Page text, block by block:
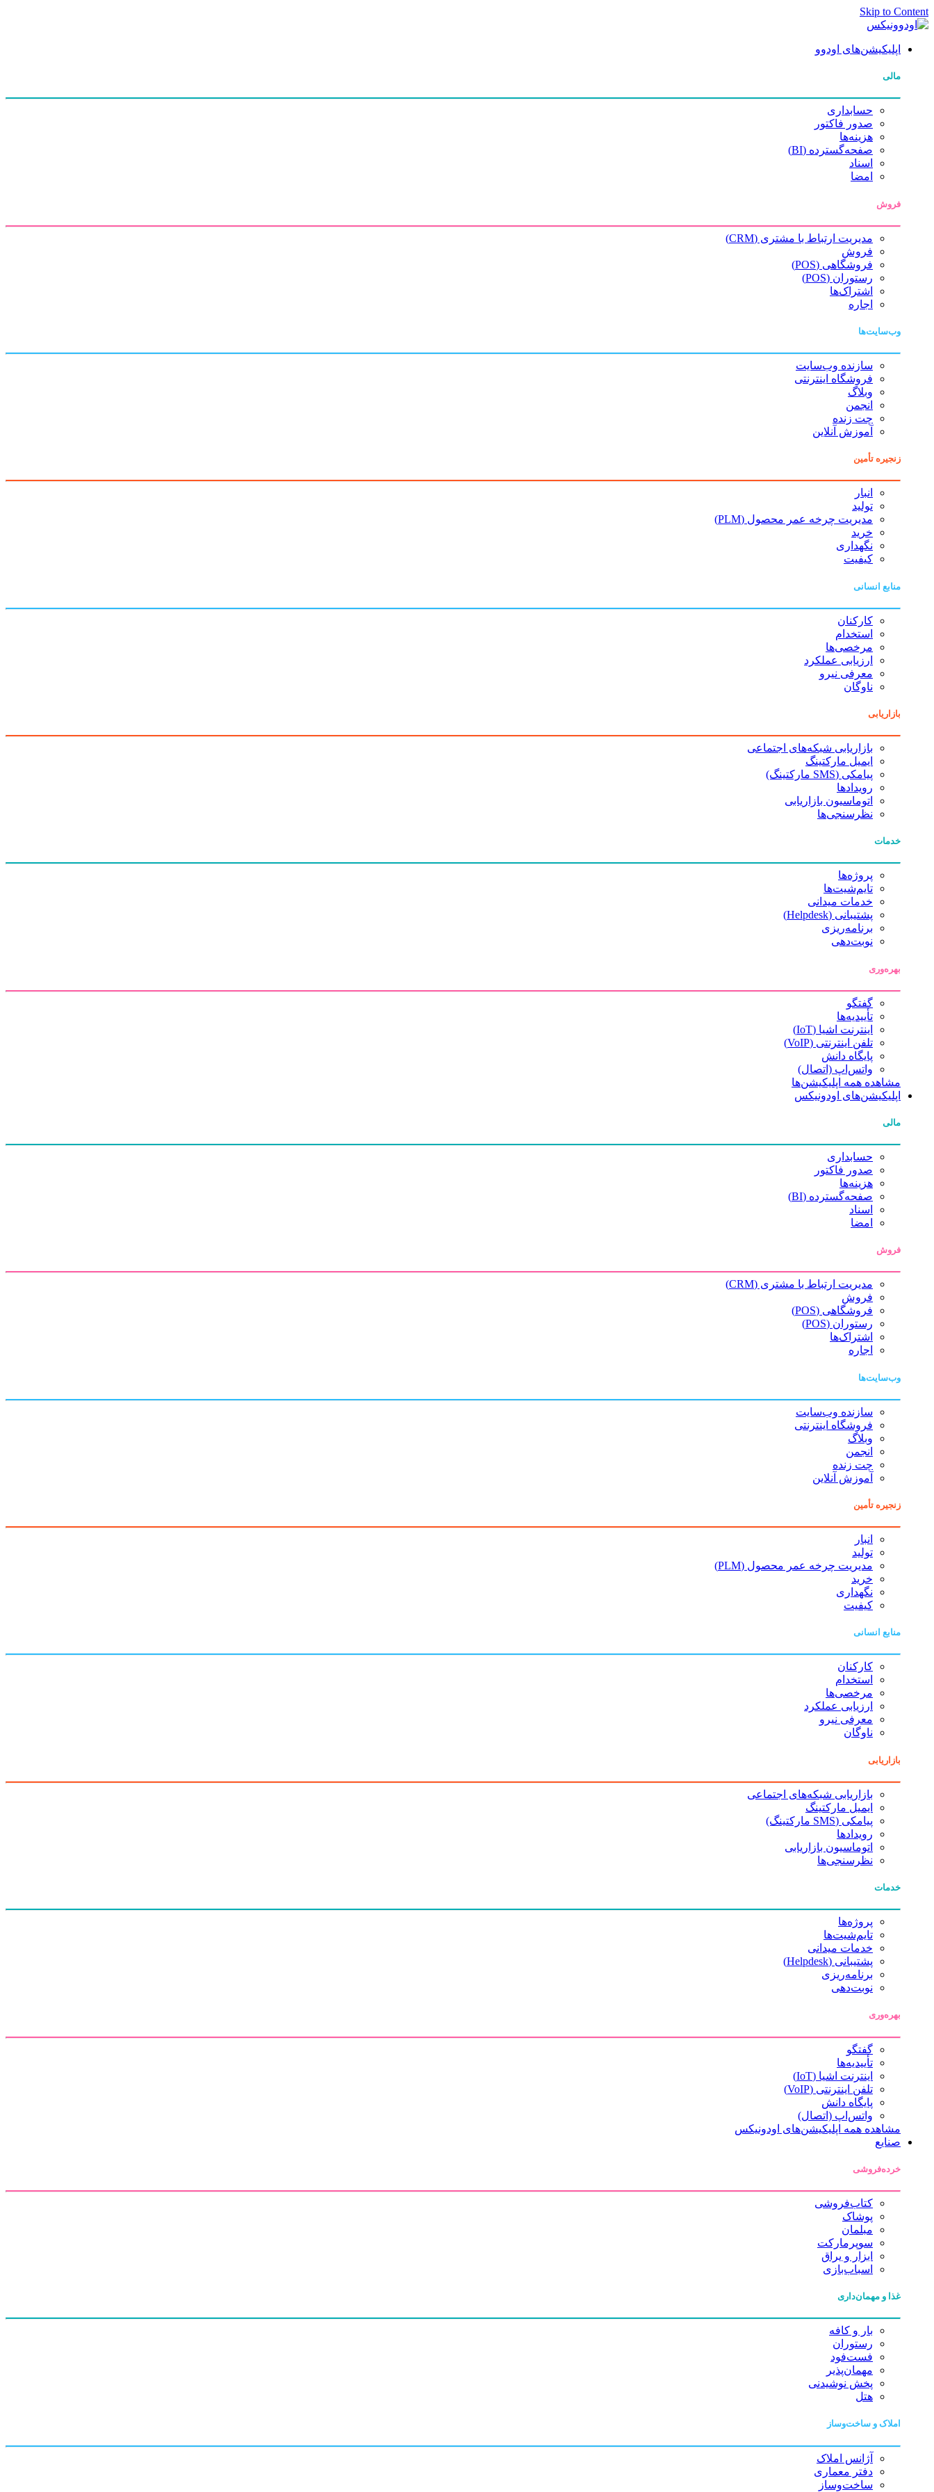
Skip to Content
اپلیکیشن‌های اودوو
مالی
حسابداری
صدور فاکتور
هزینه‌ها
صفحه‌گسترده (BI)
اسناد
امضا
فروش
مدیریت ارتباط با مشتری (CRM)
فروش
فروشگاهی (POS)
رستوران (POS)
اشتراک‌ها
اجاره
وب‌سایت‌ها
سازنده وب‌سایت
فروشگاه اینترنتی
وبلاگ
انجمن
چت زنده
آموزش آنلاین
زنجیره تأمین
انبار
تولید
مدیریت چرخه عمر محصول (PLM)
خرید
نگهداری
کیفیت
منابع انسانی
کارکنان
استخدام
مرخصی‌ها
ارزیابی عملکرد
معرفی نیرو
ناوگان
بازاریابی
بازاریابی شبکه‌های اجتماعی
ایمیل مارکتینگ
پیامکی (SMS مارکتینگ)
رویدادها
اتوماسیون بازاریابی
نظرسنجی‌ها
خدمات
پروژه‌ها
تایم‌شیت‌ها
خدمات میدانی
پشتیبانی (Helpdesk)
برنامه‌ریزی
نوبت‌دهی
بهره‌وری
گفتگو
تأییدیه‌ها
اینترنت اشیا (IoT)
تلفن اینترنتی (VoIP)
پایگاه دانش
واتس‌اپ (اتصال)
مشاهده همه اپلیکیشن‌ها
اپلیکیشن‌های اودونیکس
مالی
حسابداری
صدور فاکتور
هزینه‌ها
صفحه‌گسترده (BI)
اسناد
امضا
فروش
مدیریت ارتباط با مشتری (CRM)
فروش
فروشگاهی (POS)
رستوران (POS)
اشتراک‌ها
اجاره
وب‌سایت‌ها
سازنده وب‌سایت
فروشگاه اینترنتی
وبلاگ
انجمن
چت زنده
آموزش آنلاین
زنجیره تأمین
انبار
تولید
مدیریت چرخه عمر محصول (PLM)
خرید
نگهداری
کیفیت
منابع انسانی
کارکنان
استخدام
مرخصی‌ها
ارزیابی عملکرد
معرفی نیرو
ناوگان
بازاریابی
بازاریابی شبکه‌های اجتماعی
ایمیل مارکتینگ
پیامکی (SMS مارکتینگ)
رویدادها
اتوماسیون بازاریابی
نظرسنجی‌ها
خدمات
پروژه‌ها
تایم‌شیت‌ها
خدمات میدانی
پشتیبانی (Helpdesk)
برنامه‌ریزی
نوبت‌دهی
بهره‌وری
گفتگو
تأییدیه‌ها
اینترنت اشیا (IoT)
تلفن اینترنتی (VoIP)
پایگاه دانش
واتس‌اپ (اتصال)
مشاهده همه اپلیکیشن‌های اودونیکس
صنایع
خرده‌فروشی
کتاب‌فروشی
پوشاک
مبلمان
سوپرمارکت
ابزار و یراق
اسباب‌بازی
غذا و مهمان‌داری
بار و کافه
رستوران
فست‌فود
مهمان‌پذیر
پخش نوشیدنی
هتل
املاک و ساخت‌وساز
آژانس املاک
دفتر معماری
ساخت‌وساز